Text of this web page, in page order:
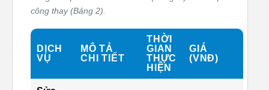
công thay (Bảng 2).
DỊCH
VỤ
MÔ TẢ
CHI TIẾT
THỜI
GIAN
THỰC
HIỆN
GIÁ
(VNĐ)